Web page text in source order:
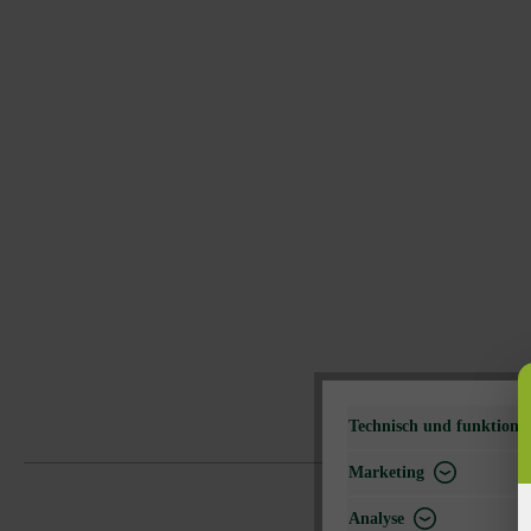
Technisch und
Marketing
Analyse